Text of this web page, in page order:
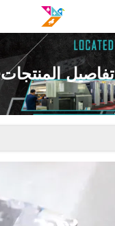
تفاصيل المنتجات